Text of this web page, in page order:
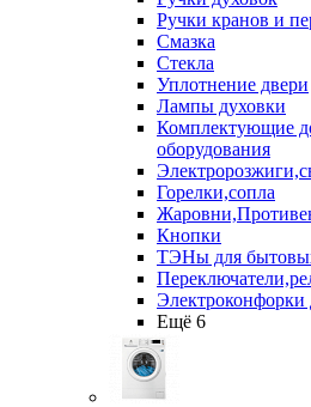
Ручки кранов и
Смазка
Стекла
Уплотнение двери
Лампы духовки
Комплектующие
оборудования
Горелки,сопла
Кнопки
ТЭНы для
Ещё 6